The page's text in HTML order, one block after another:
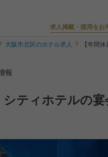
求人掲載・採用をお
大阪市北区のホテル求人 【年間
報
ティホテルの宴